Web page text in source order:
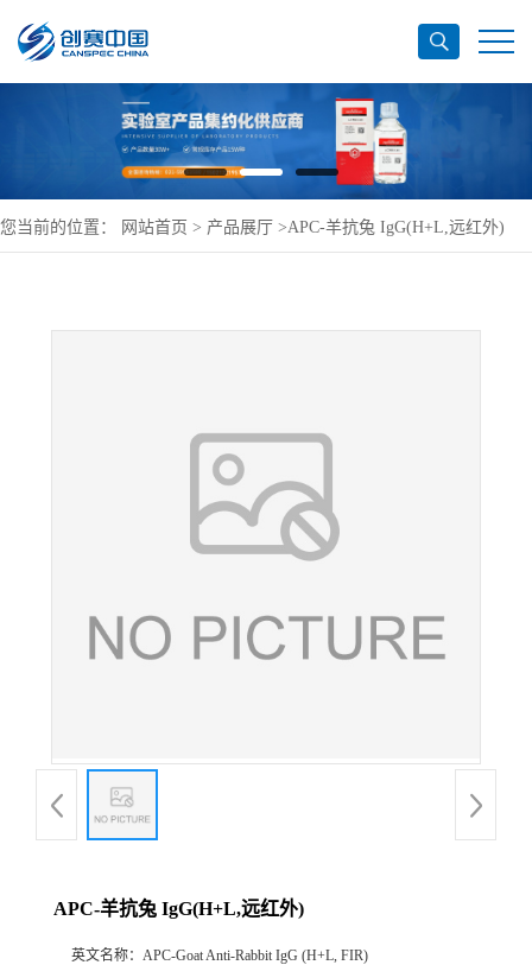
您当前的位置： 网站首页 > 产品展厅 >APC-羊抗兔 IgG(H+L,远红外)
APC-羊抗兔 IgG(H+L,远红外)
英文名称： APC-Goat Anti-Rabbit IgG (H+L, FIR)